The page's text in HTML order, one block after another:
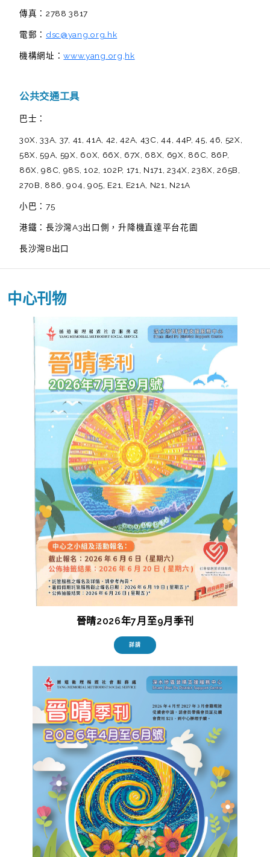
傳真：2788 3817
電郵： dsc@yang.org.hk
機構網址：www.yang.org,hk
公共交通工具
巴士：
30X, 33A, 37, 41, 41A, 42, 42A, 43C, 44, 44P, 45, 46, 52X,
58X, 59A, 59X, 60X, 66X, 67X, 68X, 69X, 86C, 86P,
86X, 98C, 98S, 102, 102P, 171, N171, 234X, 238X, 265B,
270B, 886, 904, 905, E21, E21A, N21, N21A
小巴：75
港鐵：長沙灣A3出口側，升降機直達平台花園
長沙灣B出口
中心刊物
晉晴2026年7月至9月季刊
詳請